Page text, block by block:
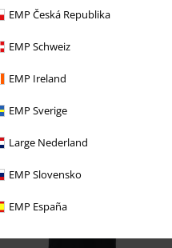
EMP Česká Republika
EMP Schweiz
EMP Ireland
EMP Sverige
Large Nederland
EMP Slovensko
EMP España
Coloured Crest Crystal